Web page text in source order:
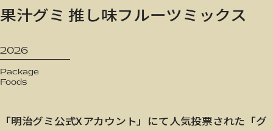
果汁グミ 推し味フルーツミックス
2026
Package
Foods
「明治グミ公式Xアカウント」にて人気投票された「グ